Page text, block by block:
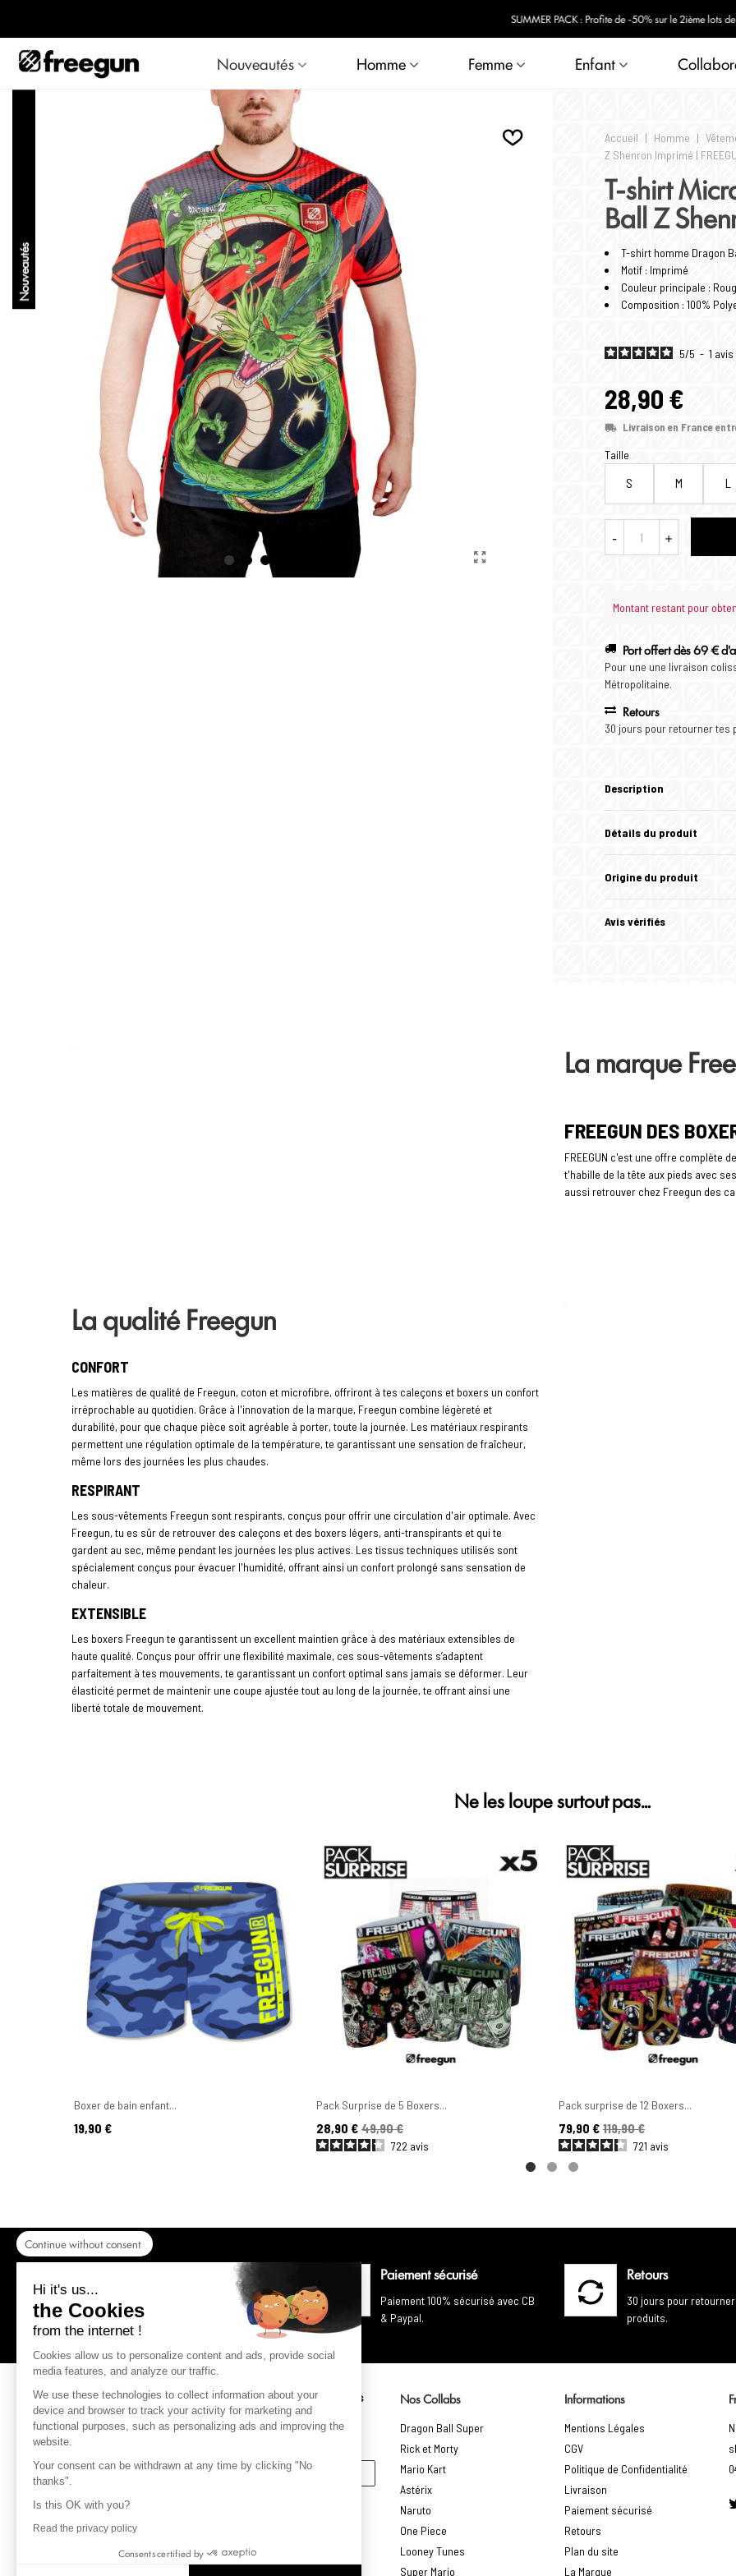
SUMMER PACK : Profite de -50% sur le 2ième lots de boxers avec le code : FGLOT (dans la limite des
Nouveautés Homme Femme Enfant
Nouveautés
Accueil | Homme |
Z Shenron Imprimé |
T-shirt
Ball Z
T-shirt homme Dragon
Motif : Imprimé
Couleur principale :
Composition : 100%
5/5 - 1 avis
28,90 €
Livraison en France
Taille
S M L
- +
Montant restant pour
Port offert dès 69 €
Pour une une livraison
Métropolitaine.
Retours
30 jours pour retourner tes
Description
Détails du produit
Origine du produit
Avis vérifiés
La marque
FREEGUN DES
FREEGUN c'est une offre complète
t'habille de la tête aux pieds avec
aussi retrouver chez Freegun des
La qualité Freegun
CONFORT
Les matières de qualité de Freegun, coton et microfibre, offriront à tes caleçons et boxers un confort
irréprochable au quotidien. Grâce à l'innovation de la marque, Freegun combine légèreté et
durabilité, pour que chaque pièce soit agréable à porter, toute la journée. Les matériaux respirants
permettent une régulation optimale de la température, te garantissant une sensation de fraîcheur,
même lors des journées les plus chaudes.
RESPIRANT
Les sous-vêtements Freegun sont respirants, conçus pour offrir une circulation d'air optimale. Avec
Freegun, tu es sûr de retrouver des caleçons et des boxers légers, anti-transpirants et qui te
gardent au sec, même pendant les journées les plus actives. Les tissus techniques utilisés sont
spécialement conçus pour évacuer l'humidité, offrant ainsi un confort prolongé sans sensation de
chaleur.
EXTENSIBLE
Les boxers Freegun te garantissent un excellent maintien grâce à des matériaux extensibles de
haute qualité. Conçus pour offrir une flexibilité maximale, ces sous-vêtements s’adaptent
parfaitement à tes mouvements, te garantissant un confort optimal sans jamais se déformer. Leur
élasticité permet de maintenir une coupe ajustée tout au long de la journée, te offrant ainsi une
liberté totale de mouvement.
Ne les loupe surtout pas…
Boxer de bain enfant...
Prix
19,90 €
Pack Surprise de 5 Boxers...
Prix
28,90 €
Prix de base49,90 €
722 avis
Pack surprise de 12 Boxers...
Prix
79,90 €
Prix de base119,90 €
721 avis
Port offert dès 69€ d'achat
Pour une livraison colissimo en
France Métropolitaine.
Paiement sécurisé
Paiement 100% sécurisé avec CB
& Paypal.
Retours
30 jours pour
produits.
Inscris-toi à notre newsletter pour suivre les
actus de la marque
(Et reçois 10% sur ta commande)
S'INSCRIRE
Nos Collabs
Dragon Ball Super
Rick et Morty
Mario Kart
Astérix
Naruto
One Piece
Looney Tunes
Super Mario
Informations
Mentions Légales
CGV
Politique de Confidentialité
Livraison
Paiement sécurisé
Retours
Plan du site
La Marque
Continue without consent
Hi it's us...
the Cookies
from the internet !
Cookies allow us to personalize content and ads, provide social
media features, and analyze our traffic.
We use these technologies to collect information about your
device and browser to track your activity for marketing and
functional purposes, such as personalizing ads and improving the
website.
Your consent can be withdrawn at any time by clicking "No
thanks".
Is this OK with you?
Read the privacy policy
Consents certified by